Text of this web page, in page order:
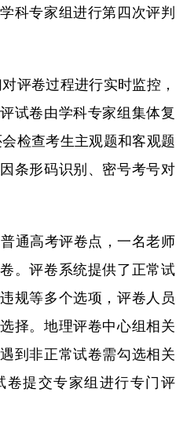
科专家组进行第四次评判
卷过程进行实时监控，
试卷由学科专家组集体复
检查考生主观题和客观题
条形码识别、密号考号对
高考评卷点，一名老师
。评卷系统提供了正常试
规等多个选项，评卷人员
择。地理评卷中心组相关
到非正常试卷需勾选相关
提交专家组进行专门评